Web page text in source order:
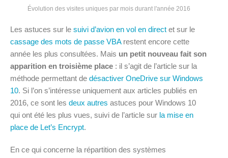
Évolution des visites uniques par mois durant l'année 2016
Les astuces sur le suivi d’avion en vol en direct et sur le
cassage des mots de passe VBArestent encore cette
année les plus consultées. Mais un petit nouveau fait son
apparition en troisième place : il s’agit de l’article sur la
méthode permettant de désactiver OneDrive sur Windows
10. Si l’on s’intéresse uniquement aux articles publiés en
2016, ce sont les deux autres astuces pour Windows 10
qui ont été les plus vues, suivi de l’article sur la mise en
place de Let’s Encrypt.
En ce qui concerne la répartition des systèmes